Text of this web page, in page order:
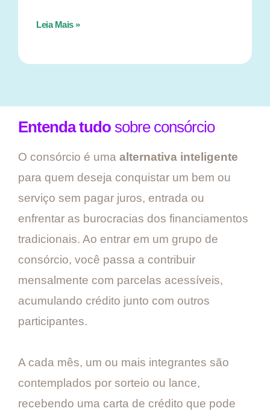
Leia Mais »
Entenda tudo sobre consórcio
O consórcio é uma alternativa inteligente
para quem deseja conquistar um bem ou
serviço sem pagar juros, entrada ou
enfrentar as burocracias dos financiamentos
tradicionais. Ao entrar em um grupo de
consórcio, você passa a contribuir
mensalmente com parcelas acessíveis,
acumulando crédito junto com outros
participantes.
A cada mês, um ou mais integrantes são
contemplados por sorteio ou lance,
recebendo uma carta de crédito que pode